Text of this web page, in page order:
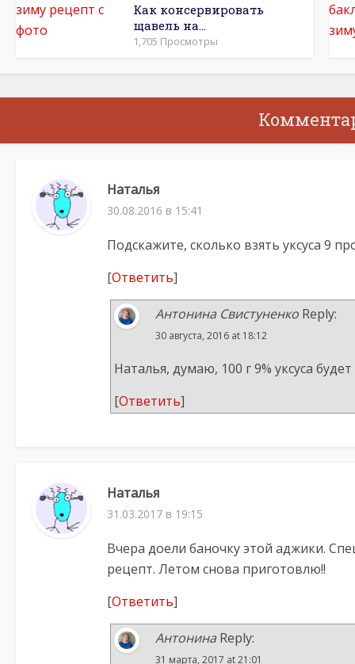
Как консервировать
щавель на...
1,705 Просмотры
Наталья
30.08.2016 в 15:41
Подскажите, сколько взять уксуса 9
[Ответить]
Антонина Свистуненко Reply:
30 августа, 2016 at 18:12
Наталья, думаю, 100 г 9% уксуса
[Ответить]
Наталья
31.03.2017 в 19:15
Вчера доели баночку этой аджики.
рецепт. Летом снова приготовлю!!
[Ответить]
Антонина Reply:
31 марта, 2017 at 21:01